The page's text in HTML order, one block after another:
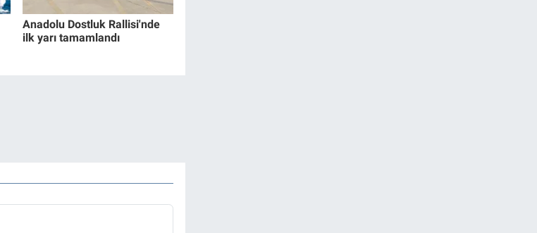
Anadolu Dostluk Rallisi'nde
ilk yarı tamamlandı